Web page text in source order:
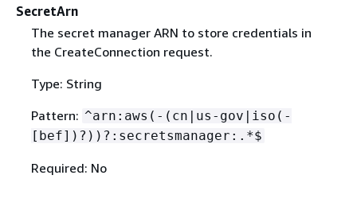
SecretArn
The secret manager ARN to store credentials in
the CreateConnection request.
Type: String
Pattern: ^arn:aws(-(cn|us-gov|iso(-
[bef])?))?:secretsmanager:.*$
Required: No